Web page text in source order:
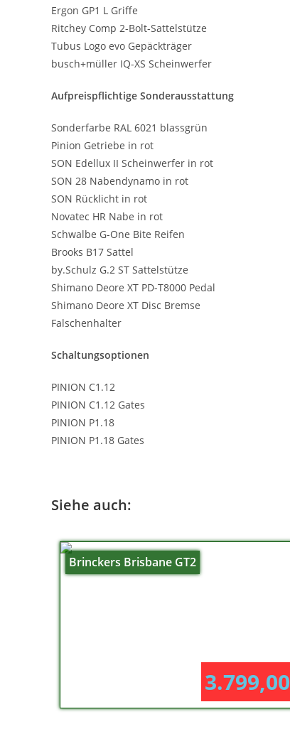
Ergon GP1 L Griffe
Ritchey Comp 2-Bolt-Sattelstütze
Tubus Logo evo Gepäckträger
busch+müller IQ-XS Scheinwerfer
Aufpreispflichtige Sonderausstattung
Sonderfarbe RAL 6021 blassgrün
Pinion Getriebe in rot
SON Edellux II Scheinwerfer in rot
SON 28 Nabendynamo in rot
SON Rücklicht in rot
Novatec HR Nabe in rot
Schwalbe G-One Bite Reifen
Brooks B17 Sattel
by.Schulz G.2 ST Sattelstütze
Shimano Deore XT PD-T8000 Pedal
Shimano Deore XT Disc Bremse
Falschenhalter
Schaltungsoptionen
PINION C1.12
PINION C1.12 Gates
PINION P1.18
PINION P1.18 Gates
Siehe auch:
Brinckers Brisbane GT2
3.799,00